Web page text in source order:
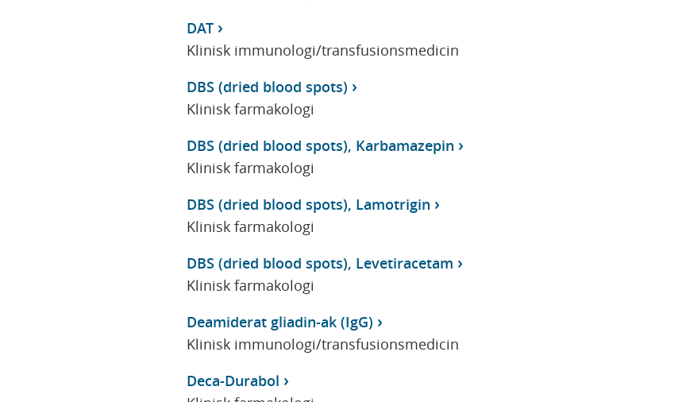
DAT
Klinisk immunologi/transfusionsmedicin
DBS (dried blood spots)
Klinisk farmakologi
DBS (dried blood spots), Karbamazepin
Klinisk farmakologi
DBS (dried blood spots), Lamotrigin
Klinisk farmakologi
DBS (dried blood spots), Levetiracetam
Klinisk farmakologi
Deamiderat gliadin-ak (IgG)
Klinisk immunologi/transfusionsmedicin
Deca-Durabol